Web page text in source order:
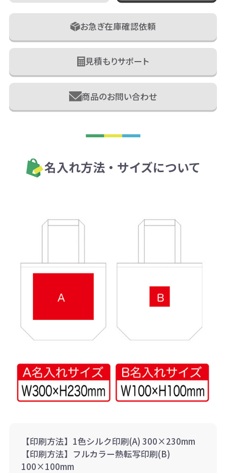
お急ぎ在庫確認依頼
見積もりサポート
商品のお問い合わせ
名入れ方法・サイズについて
【印刷方法】1色シルク印刷(A) 300×230mm
【印刷方法】フルカラー熱転写印刷(B)
100×100mm